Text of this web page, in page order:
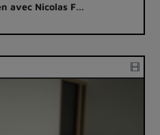
avec Nicolas F…